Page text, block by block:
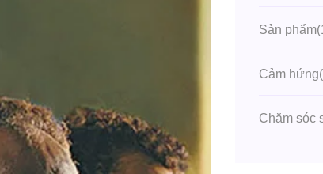
Sản phẩm
Cảm hứng
Chăm sóc